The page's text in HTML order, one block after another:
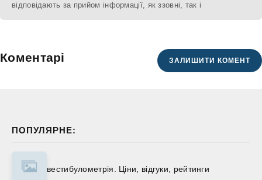
ПОПУЛЯРНЕ:
вестибулометрія. Ціни, відгуки, рейтинги
відповідають за прийом інформації, як ззовні, так і
Коментарі ЗАЛИШИТИ КОМЕНТ